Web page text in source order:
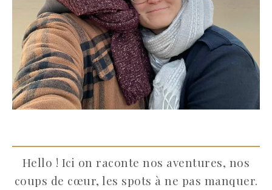
Hello ! Ici on raconte nos aventures, nos
coups de cœur, les spots à ne pas manquer.